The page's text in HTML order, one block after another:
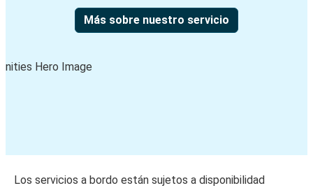
Más sobre nuestro servicio
Los servicios a bordo están sujetos a disponibilidad